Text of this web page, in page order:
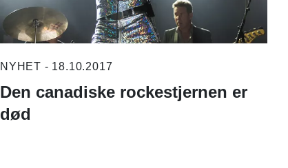
NYHET - 18.10.2017
Den canadiske rockestjernen er
død